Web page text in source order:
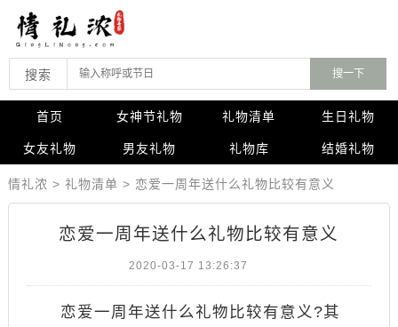
搜索
首页 女神节礼物 礼物清单 生日礼物
女友礼物 男友礼物 礼物库 结婚礼物
情礼浓 > 礼物清单 > 恋爱一周年送什么礼物比较有意义
恋爱一周年送什么礼物比较有意义
2020-03-17 13:26:37
恋爱一周年送什么礼物比较有意义?其